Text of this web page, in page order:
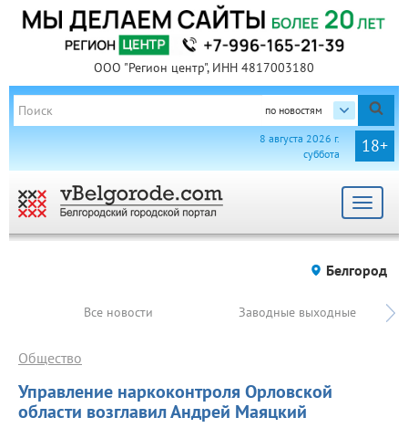
ООО "Регион центр", ИНН 4817003180
по новостям
18+
8 августа 2026 г.
суббота
Toggle
Белгород
Все новости Заводные выходные
Управление наркоконтроля Орловской
области возглавил Андрей Маяцкий
Общество